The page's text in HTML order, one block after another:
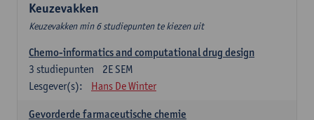
Keuzevakken
Keuzevakken min 6 studiepunten te kiezen uit
Chemo-informatics and computational drug design
2E SEM
3 studiepunten
Lesgever(s):
Hans De Winter
Gevorderde farmaceutische chemie